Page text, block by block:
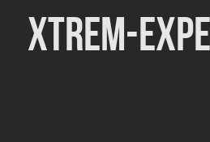
Xtrem-